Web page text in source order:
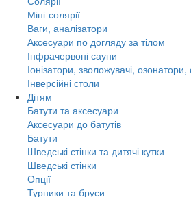
Міні-солярії
Ваги, аналізатори
Аксесуари по догляду за тілом
Інфрачервоні сауни
Іонізатори, зволожувачі,
Інверсійні столи
Дітям
Батути та аксесуари
Аксесуари до батутів
Батути
Шведські стінки та дитячі кутки
Шведські стінки
Опції
Турники та бруси